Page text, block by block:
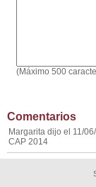
(Máximo 500
Comentarios
Margarita dijo el 11/
CAP 2014